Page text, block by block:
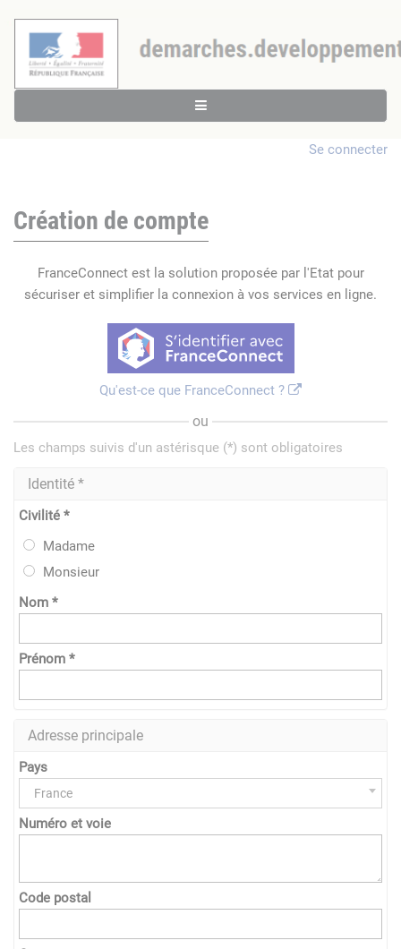
Se connecter
Création de compte
FranceConnect est la solution proposée par l'Etat pour
sécuriser et simplifier la connexion à vos services en ligne.
Qu'est-ce que FranceConnect ?
ou
Les champs suivis d'un astérisque (*) sont obligatoires
Identité *
Civilité *
Madame
Monsieur
Nom *
Prénom *
Adresse principale
Pays
France
Numéro et voie
Code postal